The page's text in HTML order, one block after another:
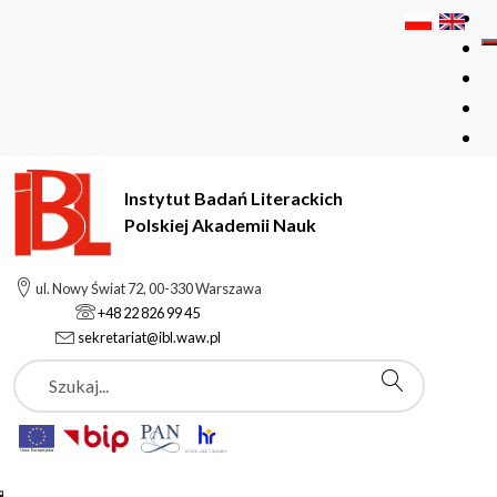
Instytut Badań Literackich
Polskiej Akademii Nauk
ul. Nowy Świat 72, 00-330 Warszawa
+48 22 826 99 45
sekretariat@ibl.waw.pl
Szukaj
Instytut Badań Literackich Polskiej Akademii Nauk
Marina Apresjan
Podstrony